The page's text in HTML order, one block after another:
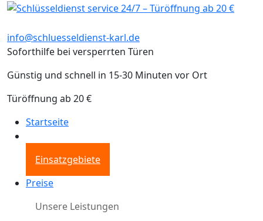
info@schluesseldienst-karl.de
Soforthilfe bei versperrten Türen
Günstig und schnell in 15-30 Minuten vor Ort
Türöffnung ab 20 €
Startseite
Einsatzgebiete
Preise
Unsere Leistungen